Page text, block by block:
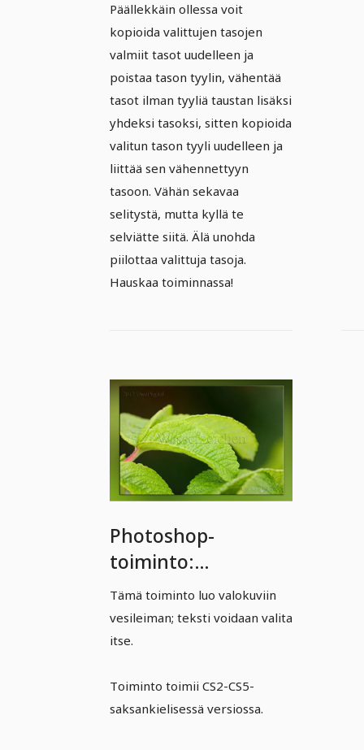
Päällekkäin ollessa voit
kopioida valittujen tasojen
valmiit tasot uudelleen ja
poistaa tason tyylin, vähentää
tasot ilman tyyliä taustan lisäksi
yhdeksi tasoksi, sitten kopioida
valitun tason tyyli uudelleen ja
liittää sen vähennettyyn
tasoon. Vähän sekavaa
selitystä, mutta kyllä te
selviätte siitä. Älä unohda
piilottaa valittuja tasoja.
Hauskaa toiminnassa!
Photoshop-
toiminto:
vesileimaustoiminto
Tämä toiminto luo valokuviin
vesileiman; teksti voidaan valita
itse.
Toiminto toimii CS2-CS5-
saksankielisessä versiossa.